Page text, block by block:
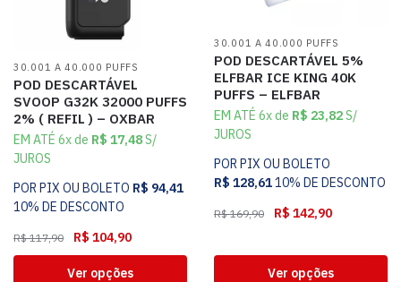
30.001 A 40.000 PUFFS
POD DESCARTÁVEL
SVOOP G32K 32000 PUFFS
2% ( REFIL ) – OXBAR
EM ATÉ 6x de R$ 17,48S/
JUROS
POR PIX OU BOLETO R$ 94,41
10% DE DESCONTO
R$117,90 R$ 104,90
Ver opções
30.001 A 40.000 PUFFS
POD DESCARTÁVEL 5%
ELFBAR ICE KING 40K
PUFFS – ELFBAR
EM ATÉ 6x de R$ 23,82S/
JUROS
POR PIX OU BOLETO
R$ 128,6110% DE DESCONTO
R$169,90 R$ 142,90
Ver opções